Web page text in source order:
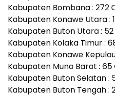
Kabupaten Bombana : 272
Kabupaten Konawe Utara :
Kabupaten Buton Utara :
Kabupaten Kolaka Timur :
Kabupaten Konawe
Kabupaten Muna Barat : 65
Kabupaten Buton Selatan :
Kabupaten Buton Tengah :